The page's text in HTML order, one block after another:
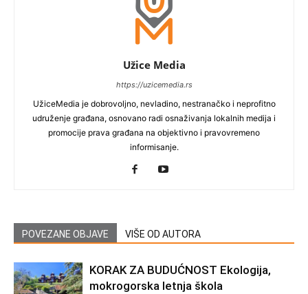
Užice Media
https://uzicemedia.rs
UžiceMedia je dobrovoljno, nevladino, nestranačko i neprofitno
udruženje građana, osnovano radi osnaživanja lokalnih medija i
promocije prava građana na objektivno i pravovremeno
informisanje.
POVEZANE OBJAVE VIŠE OD AUTORA
KORAK ZA BUDUĆNOST Ekologija,
mokrogorska letnja škola